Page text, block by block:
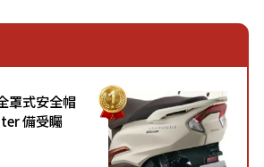
罩式安全帽
備受矚
計與各項